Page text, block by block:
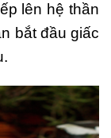
lên hệ thần
bắt đầu giấc